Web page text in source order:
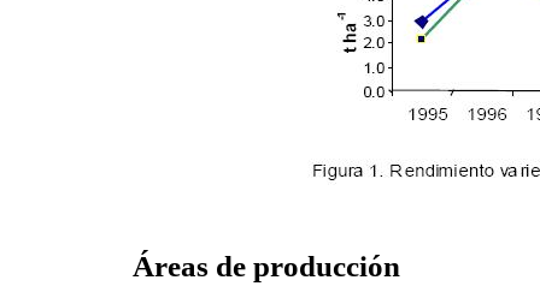
Áreas de producción